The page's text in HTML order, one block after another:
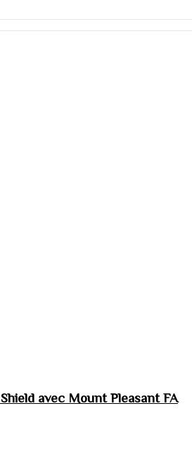
avec Mount Pleasant FA